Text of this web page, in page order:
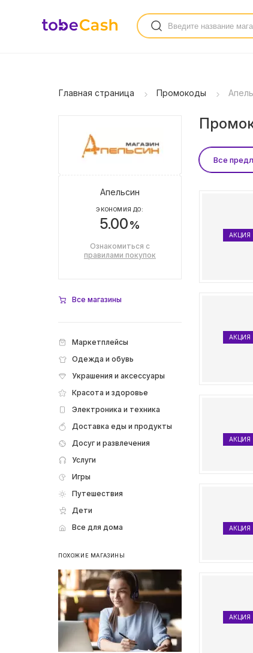
Главная страница Промокоды
Апельсин
ЭКОНОМИЯ ДО:
5.00%
Ознакомиться с
правилами покупок
Все магазины
Маркетплейсы
Одежда и обувь
Украшения и аксессуары
Красота и здоровье
Электроника и техника
Доставка еды и продукты
Досуг и развлечения
Услуги
Игры
Путешествия
Дети
Все для дома
ПОХОЖИЕ МАГАЗИНЫ
Все
АКЦИЯ
АКЦИЯ
АКЦИЯ
АКЦИЯ
АКЦИЯ